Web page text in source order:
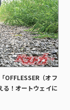
OFFLESSER（オフ
る！オートウェイに